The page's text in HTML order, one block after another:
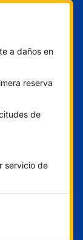
a daños en
reserva
de
servicio de